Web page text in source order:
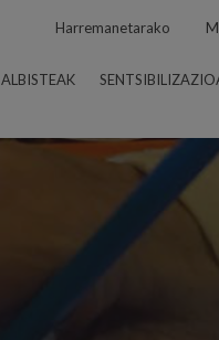
Harremanetarako
ALBISTEAK